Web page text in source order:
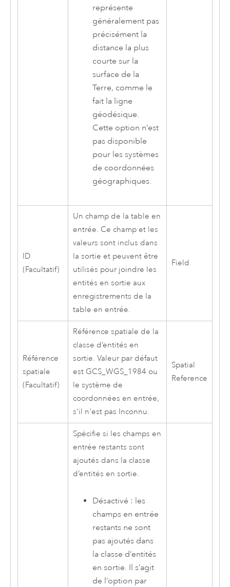
représente
généralement pas
précisément la
distance la plus
courte sur la
surface de la
Terre, comme le
fait la ligne
géodésique.
Cette option n’est
pas disponible
pour les systèmes
de coordonnées
géographiques.
ID
(Facultatif)
Un champ de la table en
entrée. Ce champ et les
valeurs sont inclus dans
la sortie et peuvent être
utilisés pour joindre les
entités en sortie aux
enregistrements de la
table en entrée.
Field
Référence
spatiale
(Facultatif)
Référence spatiale de la
classe d’entités en
sortie. Valeur par défaut
est GCS_WGS_1984 ou
le système de
coordonnées en entrée,
s'il n'est pas Inconnu.
Spatial
Reference
Spécifie si les champs en
entrée restants sont
ajoutés dans la classe
d’entités en sortie.
Désactivé : les
champs en entrée
restants ne sont
pas ajoutés dans
la classe d’entités
en sortie. Il s’agit
de l’option par